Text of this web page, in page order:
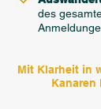
des
Mit Klarheit in
Kanaren